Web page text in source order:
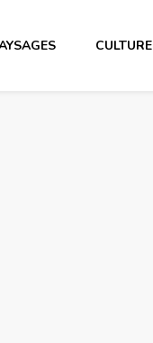
CULTURE